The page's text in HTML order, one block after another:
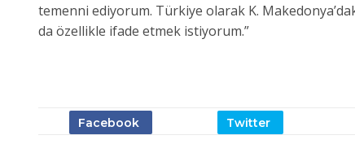
temenni ediyorum. Türkiye olarak K.
da özellikle ifade etmek istiyorum.”